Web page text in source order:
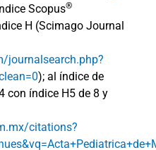
Scopus®
H (Scimago Journal
journalsearch.php?
); al índice de
con índice H5 de 8 y
citations?